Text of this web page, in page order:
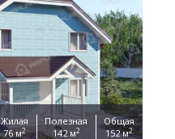
Жилая
76 м2
Полезная
142 м2
Общая
152 м2